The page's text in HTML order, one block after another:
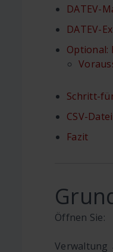
DATEV-
DATEV-
Optional:
Schritt-
CSV-
Fazit
Öffnen Sie:
Verwaltung